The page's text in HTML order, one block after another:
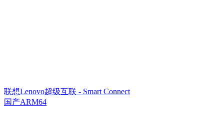
联想Lenovo超级互联 - Smart Connect
国产ARM64